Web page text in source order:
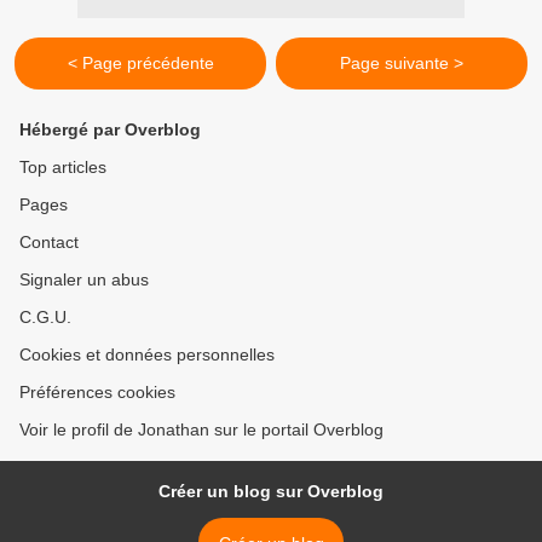
< Page précédente Page suivante >
Hébergé par Overblog
Top articles
Pages
Contact
Signaler un abus
C.G.U.
Cookies et données personnelles
Préférences cookies
Voir le profil de Jonathan sur le portail Overblog
Créer un blog sur Overblog